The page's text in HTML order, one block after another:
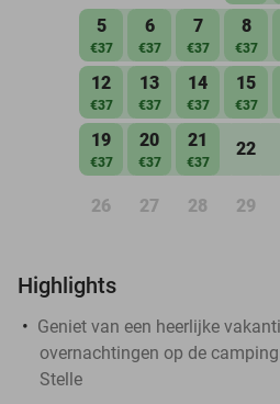
5
€37
6
€37
7
€37
8
€37
12
€37
13
€37
14
€37
15
€37
19
€37
20
€37
21
€37
22
26 27 28 29
Highlights
Geniet van een heerlijke
overnachtingen op de
Stelle